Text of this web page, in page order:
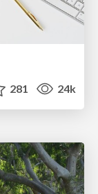
281 24k